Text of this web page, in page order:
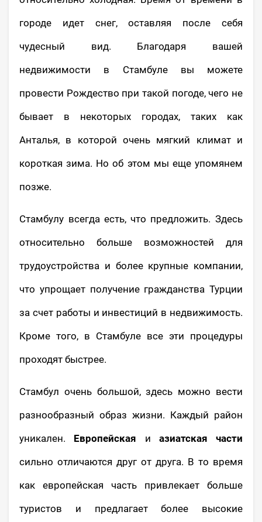
городе идет снег, оставляя после себя
чудесный вид. Благодаря вашей
недвижимости в Стамбуле вы можете
провести Рождество при такой погоде, чего не
бывает в некоторых городах, таких как
Анталья, в которой очень мягкий климат и
короткая зима. Но об этом мы еще упомянем
позже.
Стамбулу всегда есть, что предложить. Здесь
относительно больше возможностей для
трудоустройства и более крупные компании,
что упрощает получение гражданства Турции
за счет работы и инвестиций в недвижимость.
Кроме того, в Стамбуле все эти процедуры
проходят быстрее.
Стамбул очень большой, здесь можно вести
разнообразный образ жизни. Каждый район
уникален. Европейская и азиатская
части
сильно отличаются друг от друга. В то время
как европейская часть привлекает больше
туристов и предлагает более высокие